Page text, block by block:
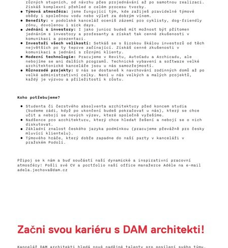
Diskutovali jsme o
spolupráci napříč
generacemi
24.06.2025
více